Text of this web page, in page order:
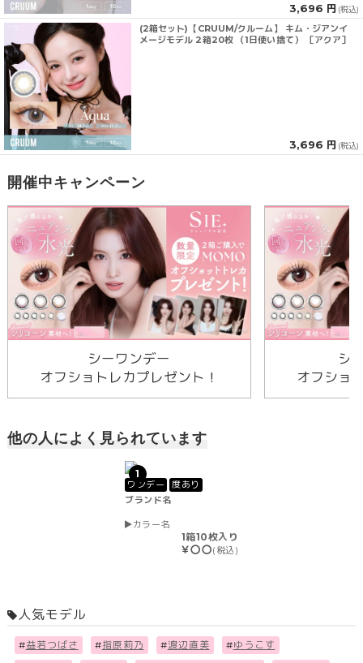
3,696 円 (税込)
(2箱セット)【CRUUM/クルーム】 キム・ジアンイ
メージモデル 2箱20枚 （1日使い捨て） ［アクア］
3,696 円 (税込)
開催中キャンペーン
シーワンデー
オフショトレカプレゼント！
シ
オフショ
他の人によく見られています
1
ワンデー
度あり
ブランド名
カラー名
1箱10枚入り
￥〇〇(税込)
人気モデル
#益若つばさ #指原莉乃 #渡辺直美 #ゆうこす